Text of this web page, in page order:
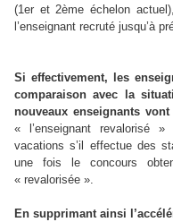
(1er et 2ème échelon
l’enseignant recruté jusqu’à
Si effectivement, les
comparaison avec la
nouveaux enseignants
« l’enseignant revalorisé
vacations s’il effectue des
une fois le concours
« revalorisée ».
En supprimant ainsi